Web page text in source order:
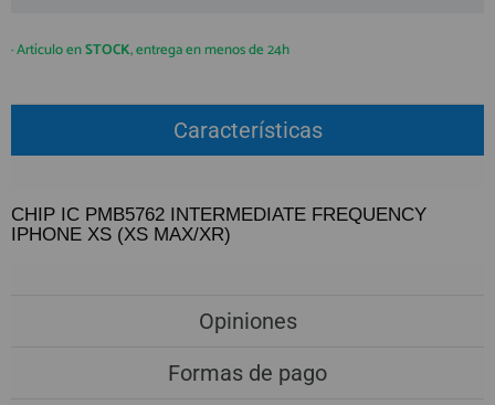
GUÍA DE COMPRA
912 477 744
HORARIO de TIENDA:
También atendemos Whatsapp
· Artículo enSTOCK, entrega en menos de 24h
Características
CHIP IC PMB5762 INTERMEDIATE FREQUENCY
IPHONE XS (XS MAX/XR)
Opiniones
Formas de pago